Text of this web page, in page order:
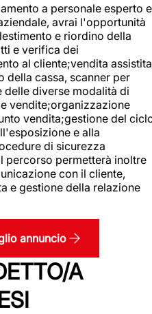
a personale esperto e
avrai l'opportunità
e riordino della
e verifica dei
al cliente;vendita assistita
cassa, scanner per
delle diverse modalità di
vendite;organizzazione
vendita;gestione del
e alla
di sicurezza
percorso permetterà inoltre
con il cliente,
e gestione della relazione
annuncio
A